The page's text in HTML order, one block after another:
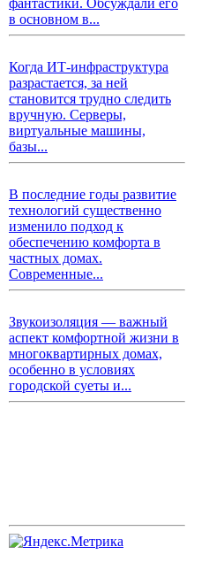
фантастики. Обсуждали его
в основном в...
Когда ИТ-инфраструктура
разрастается, за ней
становится трудно следить
вручную. Серверы,
виртуальные машины,
базы...
В последние годы развитие
технологий существенно
изменило подход к
обеспечению комфорта в
частных домах.
Современные...
Звукоизоляция — важный
аспект комфортной жизни в
многоквартирных домах,
особенно в условиях
городской суеты и...